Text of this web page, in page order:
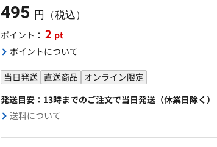
495 円（税込）
ポイント： 2 pt
ポイントについて
当日発送 直送商品 オンライン限定
発送目安：13時までのご注文で当日発送（休業日除く）
送料について